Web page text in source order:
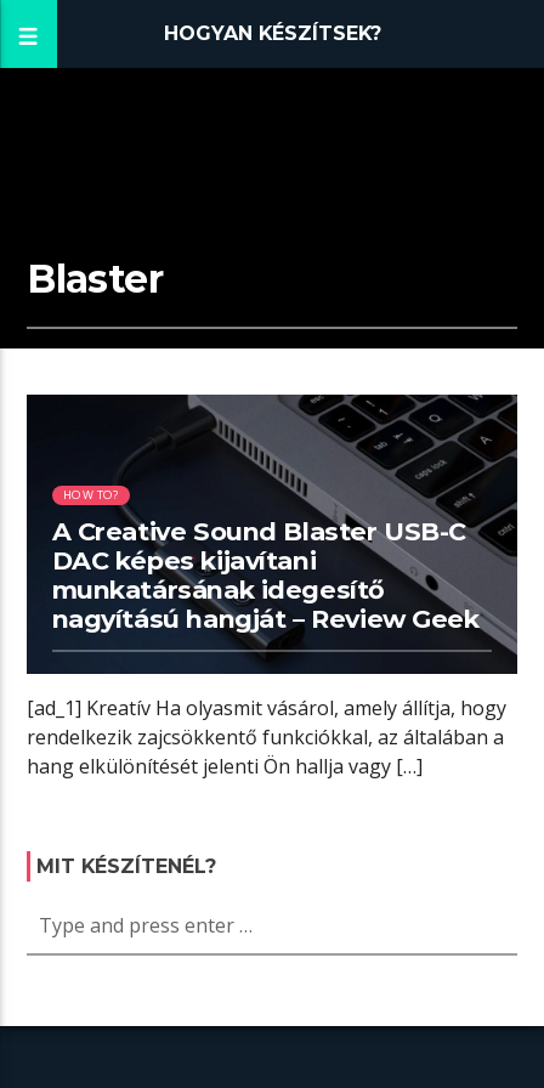
HOGYAN KÉSZÍTSEK?
Blaster
01:38 READ TIME
HOW TO?
A Creative Sound Blaster USB-C
DAC képes kijavítani
munkatársának idegesítő
nagyítású hangját – Review Geek
[ad_1] Kreatív Ha olyasmit vásárol, amely állítja, hogy
rendelkezik zajcsökkentő funkciókkal, az általában a
hang elkülönítését jelenti Ön hallja vagy […]
MIT KÉSZÍTENÉL?